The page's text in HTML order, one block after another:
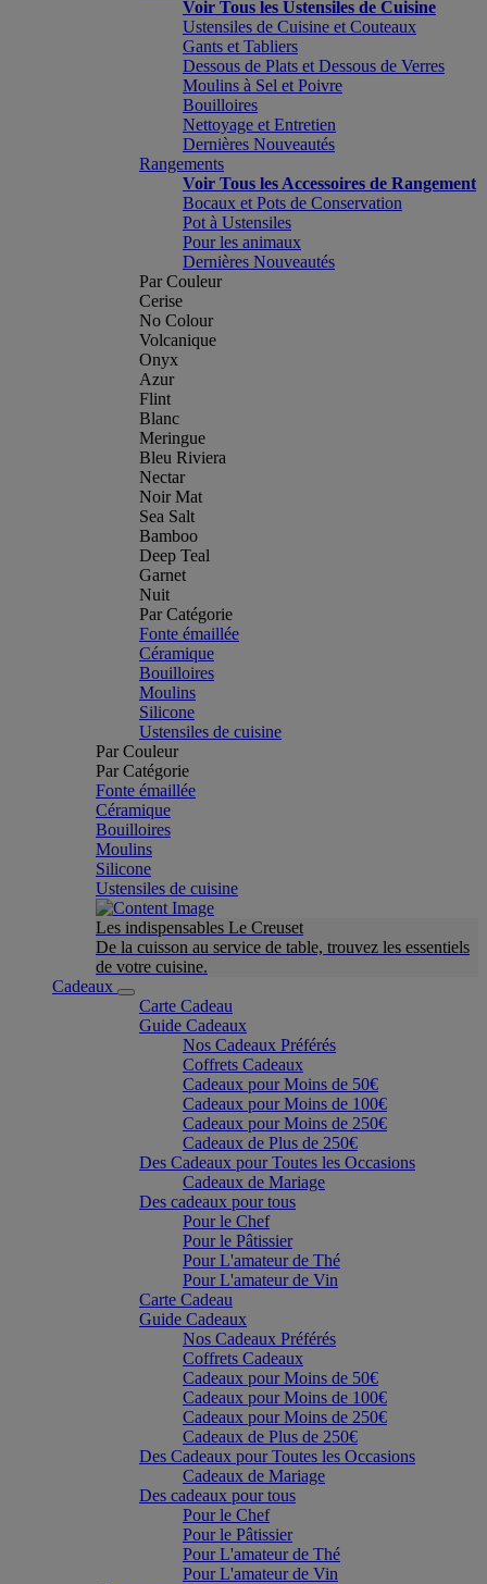
Voir Tous les Ustensiles de Cuisine
Ustensiles de Cuisine et Couteaux
Gants et Tabliers
Dessous de Plats et Dessous de Verres
Moulins à Sel et Poivre
Bouilloires
Nettoyage et Entretien
Dernières Nouveautés
Rangements
Voir Tous les Accessoires de Rangement
Bocaux et Pots de Conservation
Pot à Ustensiles
Pour les animaux
Dernières Nouveautés
Par Couleur
Cerise
No Colour
Volcanique
Onyx
Azur
Flint
Blanc
Meringue
Bleu Riviera
Nectar
Noir Mat
Sea Salt
Bamboo
Deep Teal
Garnet
Nuit
Par Catégorie
Fonte émaillée
Céramique
Bouilloires
Moulins
Silicone
Ustensiles de cuisine
Par Couleur
Par Catégorie
Fonte émaillée
Céramique
Bouilloires
Moulins
Silicone
Ustensiles de cuisine
Les indispensables Le Creuset
De la cuisson au service de table, trouvez les essentiels
de votre cuisine.
Cadeaux
Carte Cadeau
Guide Cadeaux
Nos Cadeaux Préférés
Coffrets Cadeaux
Cadeaux pour Moins de 50€
Cadeaux pour Moins de 100€
Cadeaux pour Moins de 250€
Cadeaux de Plus de 250€
Des Cadeaux pour Toutes les Occasions
Cadeaux de Mariage
Des cadeaux pour tous
Pour le Chef
Pour le Pâtissier
Pour L'amateur de Thé
Pour L'amateur de Vin
Carte Cadeau
Guide Cadeaux
Nos Cadeaux Préférés
Coffrets Cadeaux
Cadeaux pour Moins de 50€
Cadeaux pour Moins de 100€
Cadeaux pour Moins de 250€
Cadeaux de Plus de 250€
Des Cadeaux pour Toutes les Occasions
Cadeaux de Mariage
Des cadeaux pour tous
Pour le Chef
Pour le Pâtissier
Pour L'amateur de Thé
Pour L'amateur de Vin